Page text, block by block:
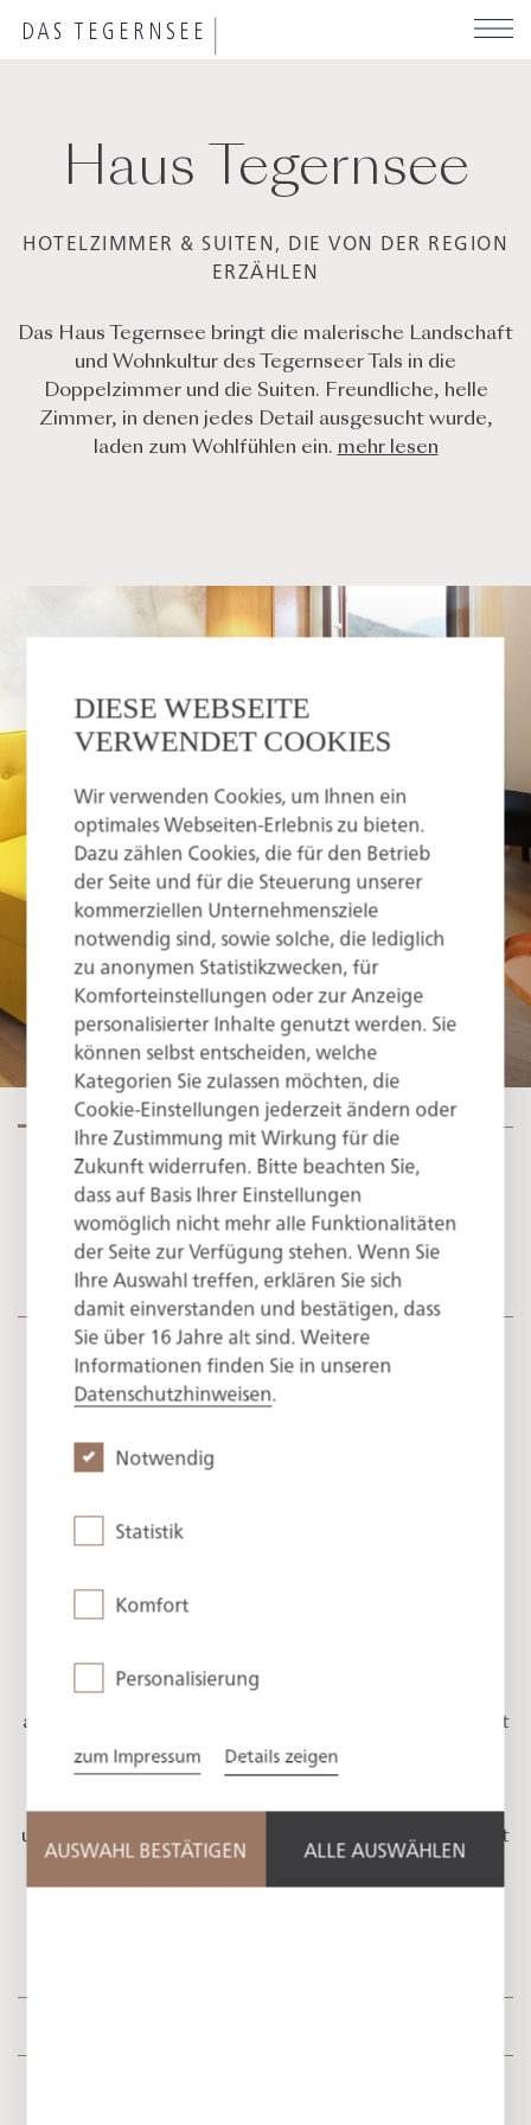
DIESE WEBSEITE
VERWENDET COOKIES
Wir verwenden Cookies, um Ihnen ein
optimales Webseiten-Erlebnis zu bieten.
Dazu zählen Cookies, die für den Betrieb
der Seite und für die Steuerung unserer
kommerziellen Unternehmensziele
notwendig sind, sowie solche, die lediglich
zu anonymen Statistikzwecken, für
Komforteinstellungen oder zur Anzeige
personalisierter Inhalte genutzt werden. Sie
können selbst entscheiden, welche
Kategorien Sie zulassen möchten, die
Cookie-Einstellungen jederzeit ändern oder
Ihre Zustimmung mit Wirkung für die
Zukunft widerrufen. Bitte beachten Sie,
dass auf Basis Ihrer Einstellungen
womöglich nicht mehr alle Funktionalitäten
der Seite zur Verfügung stehen. Wenn Sie
Ihre Auswahl treffen, erklären Sie sich
damit einverstanden und bestätigen, dass
Sie über 16 Jahre alt sind. Weitere
Informationen finden Sie in unseren
Datenschutzhinweisen.
Notwendig
Statistik
Komfort
Personalisierung
zum Impressum Details zeigen
AUSWAHL BESTÄTIGEN ALLE AUSWÄHLEN
zum
Haus Tegernsee
HOTELZIMMER & SUITEN, DIE VON DER REGION
ERZÄHLEN
Das Haus Tegernsee bringt die malerische Landschaft
und Wohnkultur des Tegernseer Tals in die
Doppelzimmer und die Suiten. Freundliche, helle
Zimmer, in denen jedes Detail ausgesucht wurde,
laden zum Wohlfühlen ein. mehr lesen
Die Leichtigkeit des Seins, die Vertrautheit des
Tals
Highlights im Haus
Tegernsee
Begegnung mit Natur und
Tradition
Das Haus Tegernsee ist der Platz im Hotel, um
anzukommen. Herzliche Gastfreundschaft empfängt
Sie zu jeder Zeit an der Rezeption in der stilvollen
Lobby und umgibt Sie mit einem Gefühl des
Willkommenseins. In einem Ambiente, das Sie erdet
und zugleich verwöhnt, beginnen Sie hier Ihre Auszeit